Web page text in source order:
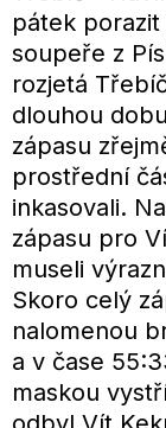
pátek
soupeře z
rozjetá
dlouhou
zápasu
prostřední
inkasovali.
zápasu pro
museli
Skoro celý
nalomenou
a v čase
maskou